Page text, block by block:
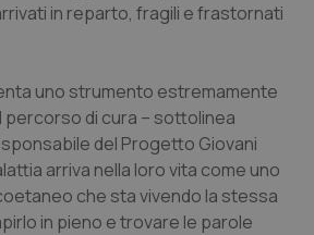
di Bolzano
di Trento
Scompenso
in reparto, fragili e frastornati
uno strumento estremamente
percorso di cura – sottolinea
del Progetto Giovani
arriva nella loro vita come uno
che sta vivendo la stessa
in pieno e trovare le parole